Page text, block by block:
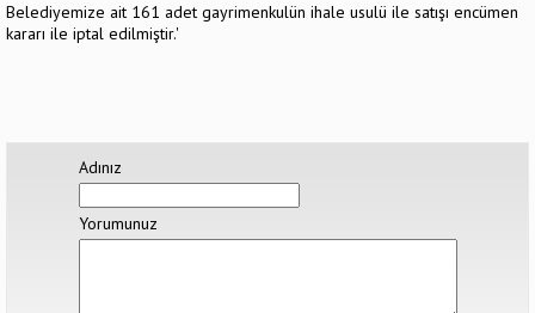
Belediyemize ait 161 adet gayrimenkulün ihale usulü ile satışı encümen
kararı ile iptal edilmiştir.'
Adınız
Yorumunuz